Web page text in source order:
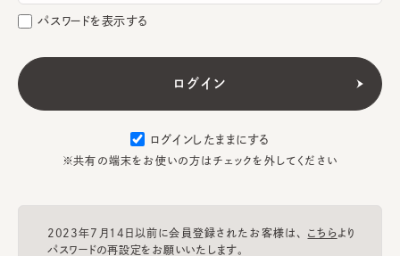
パスワードを表示する
ログインしたままにする
※共有の端末をお使いの方はチェックを外してください
2023年7月14日以前に会員登録されたお客様は、 こちらより
パスワードの再設定をお願いいたします。